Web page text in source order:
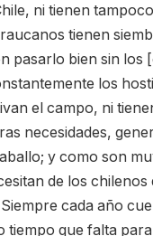
ni tienen
tienen
pasarlo bien sin los
los
el campo, ni
necesidades,
y como son
de los chilenos
cada año
tiempo que falta